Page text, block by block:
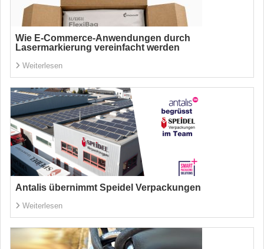
Wie E-Commerce-Anwendungen durch
Lasermarkierung vereinfacht werden
Weiterlesen
Antalis übernimmt Speidel Verpackungen
Weiterlesen